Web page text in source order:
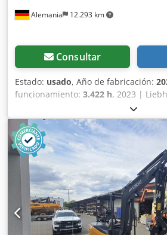
Alemania 12.293 km
Consultar
Estado: usado, Año de fabricación:
funcionamiento: 3.422 h, 2023 |
Excavadora de oruga usada | 3422
Alemania 🚛 Entrega disponible a su
nuestra calculadora de envío para
transporte! 💰 Compre ahora por 149
oferta. Pago al momento de la
tarifa asequible (sujeto a
Anszrnxpjfjkr 👷‍♂️ Inspeccionada por
independiente 65 puntos de
0 con deficiencias ℹ️, 1 observación ⚠️
inspector: Excavadora de oruga en
funcionamiento, necesita limpieza,